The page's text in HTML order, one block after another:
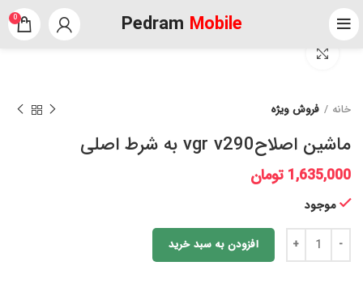
Pedram Mobile
0
خانه فروش ویژه
ماشین اصلاحvgr v290 به شرط اصلی
1,635,000 تومان
موجود
افزودن به سبد خرید